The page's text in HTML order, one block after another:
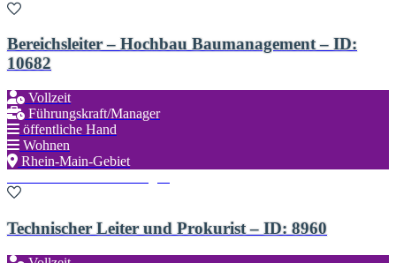
Bereichsleiter – Hochbau Baumanagement – ID:
10682
Vollzeit
Führungskraft/Manager
öffentliche Hand
Wohnen
Rhein-Main-Gebiet
Technischer Leiter und Prokurist – ID: 8960